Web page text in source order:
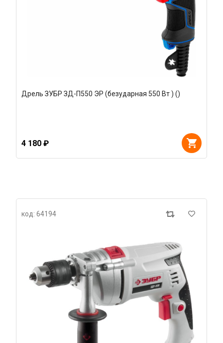
Дрель ЗУБР ЗД-П550 ЭР (безударная 550 Вт ) ()
4 180 ₽
код: 64194